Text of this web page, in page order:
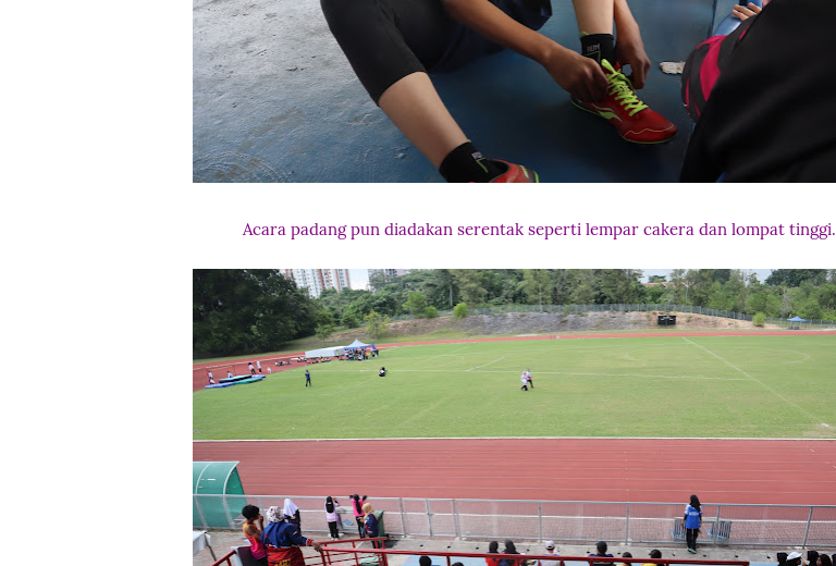
Acara padang pun diadakan serentak seperti lempar cakera dan lompat tinggi.